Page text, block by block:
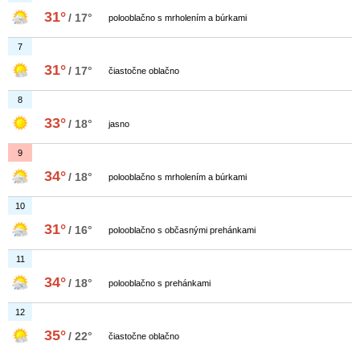
31°/ 17° polooblačno s mrholením a búrkami
7
31°/ 17° čiastočne oblačno
8
33°/ 18° jasno
9
34°/ 18° polooblačno s mrholením a búrkami
10
31°/ 16° polooblačno s občasnými prehánkami
11
34°/ 18° polooblačno s prehánkami
12
35°/ 22° čiastočne oblačno